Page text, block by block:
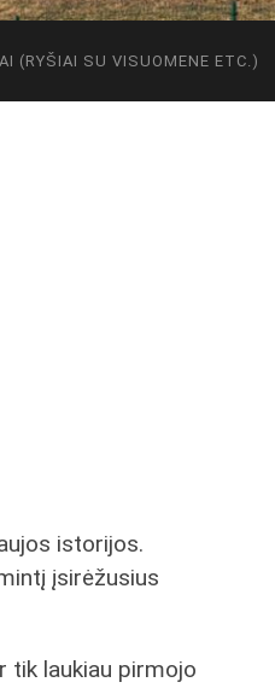
(RYŠIAI SU VISUOMENE ETC.)
istorijos.
įsirėžusius
tik laukiau pirmojo